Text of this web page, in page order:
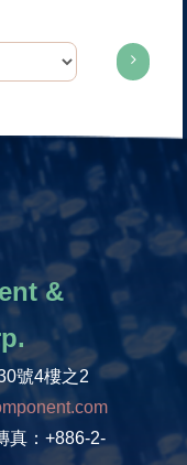
&
號4樓之2
真：+886-2-